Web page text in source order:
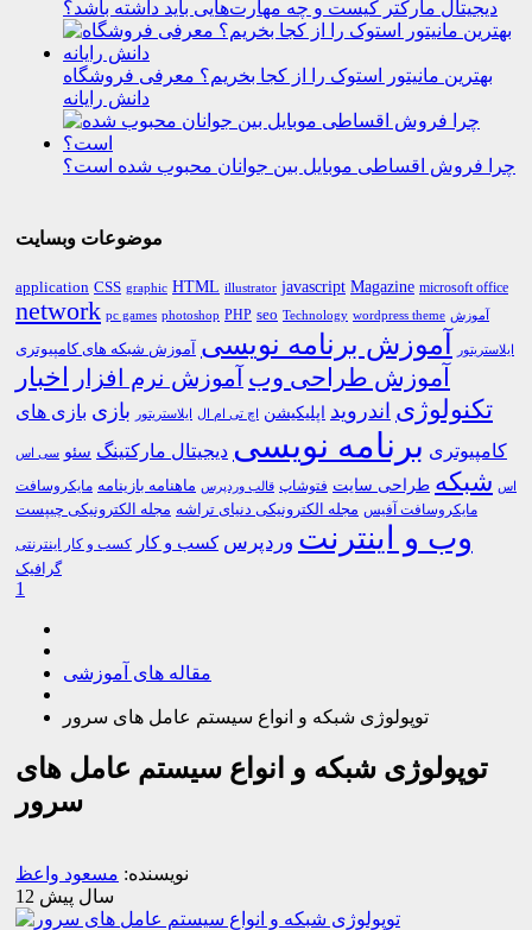
دیجیتال مارکتر کیست و چه مهارت‌هایی باید داشته باشد؟
بهترین مانیتور استوک را از کجا بخریم؟ معرفی فروشگاه
دانش رایانه
چرا فروش اقساطی موبایل بین جوانان محبوب شده است؟
موضوعات وبسایت
application CSS graphic HTML illustrator javascript Magazine microsoft office
network pc games photoshop PHP seo Technology wordpress theme آموزش
ایلاستریتور آموزش برنامه نویسی آموزش شبکه های کامپیوتری
آموزش طراحی وب آموزش نرم افزار اخبار
تکنولوژی اندروید اپلیکیشن اچ تی ام ال ایلاستریتور بازی بازی های
کامپیوتری برنامه نویسی دیجیتال مارکتینگ سئو سی اس
اس شبکه طراحی سایت فتوشاپ قالب وردپرس ماهنامه بازینامه مایکروسافت
مایکروسافت آفیس مجله الکترونیکی دنیای تراشه مجله الکترونیکی چیپست
وب و اینترنت وردپرس کسب و کار کسب و کار اینترنتی
گرافیک
1
مقاله های آموزشی
توپولوژی شبکه و انواع سیستم عامل های سرور
توپولوژی شبکه و انواع سیستم عامل های
سرور
نویسنده: مسعود واعظ
12 سال پیش